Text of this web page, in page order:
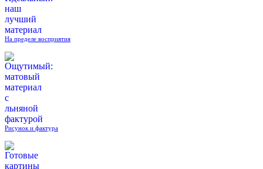
На пределе восприятия
Рисунок и фактура